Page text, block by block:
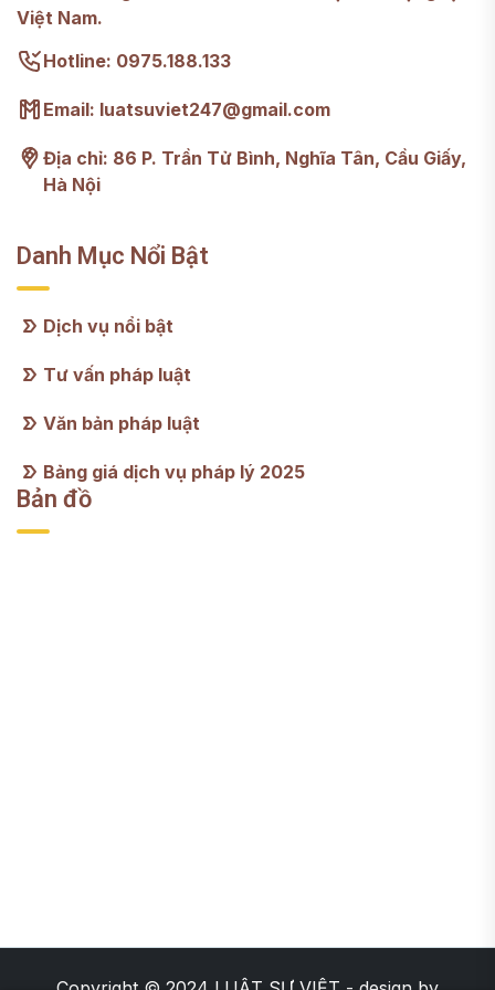
Việt Nam.
Hotline: 0975.188.133
Email: luatsuviet247@gmail.com
Địa chỉ: 86 P. Trần Tử Bình, Nghĩa Tân, Cầu Giấy,
Hà Nội
Danh Mục Nổi Bật
Dịch vụ nổi bật
Tư vấn pháp luật
Văn bản pháp luật
Bảng giá dịch vụ pháp lý 2025
Bản đồ